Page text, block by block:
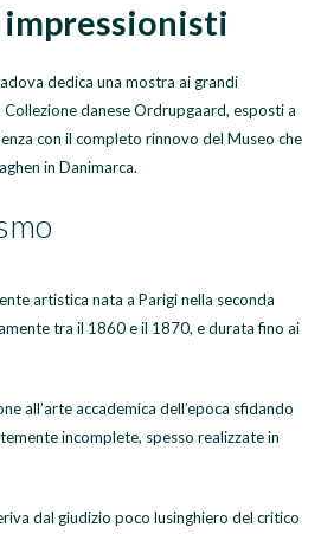
dedica una mostra ai grandi
danese Ordrupgaard, esposti a
con il completo rinnovo del Museo che
in Danimarca.
artistica nata a Parigi nella seconda
tra il 1860 e il 1870, e durata fino ai
all’arte accademica dell’epoca sfidando
incomplete, spesso realizzate in
dal giudizio poco lusinghiero del critico